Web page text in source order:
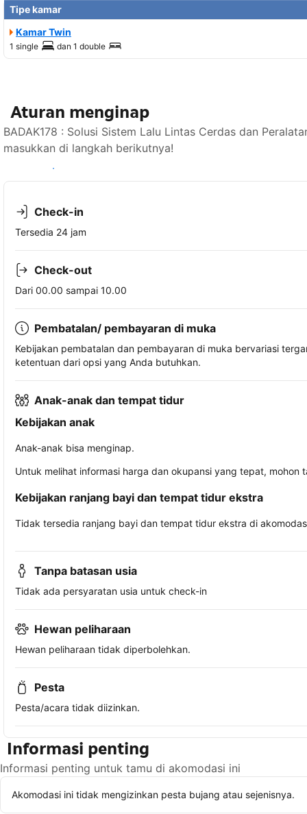
Tipe kamar
Kamar Twin
1 single dan 1 double
Aturan menginap
BADAK178 : Solusi Sistem Lalu Lintas Cerdas dan
masukkan di langkah berikutnya!
Lihat ketersediaan
Check-in
Tersedia 24 jam
Check-out
Dari 00.00 sampai 10.00
Pembatalan/ pembayaran di muka
Kebijakan pembatalan dan pembayaran di muka bervariasi
ketentuan dari opsi yang Anda butuhkan.
Anak-anak dan tempat tidur
Kebijakan anak
Anak-anak bisa menginap.
Untuk melihat informasi harga dan okupansi yang tepat,
Kebijakan ranjang bayi dan tempat tidur ekstra
Tidak tersedia ranjang bayi dan tempat tidur ekstra di
Tanpa batasan usia
Tidak ada persyaratan usia untuk check-in
Hewan peliharaan
Hewan peliharaan tidak diperbolehkan.
Pesta
Pesta/acara tidak diizinkan.
Informasi penting
Informasi penting untuk tamu di akomodasi ini
Akomodasi ini tidak mengizinkan pesta bujang atau sejenisnya.